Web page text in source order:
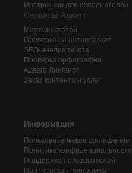
Инструкции для исполнителей
Сервисы Адвего
Магазин статей
Проверка на антиплагиат
SEO-анализ текста
Проверка орфографии
Адвего Лингвист
Заказ контента и услуг
Информация
Пользовательское соглашение
Политика конфиденциальности
Поддержка пользователей
Партнерская программа